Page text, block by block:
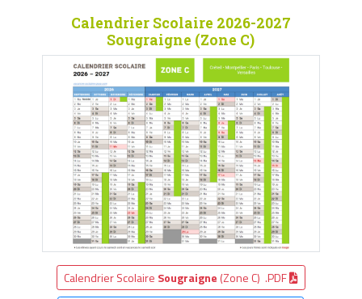
Calendrier Scolaire 2026-2027
Sougraigne (Zone C)
Calendrier Scolaire Sougraigne (Zone C) .PDF